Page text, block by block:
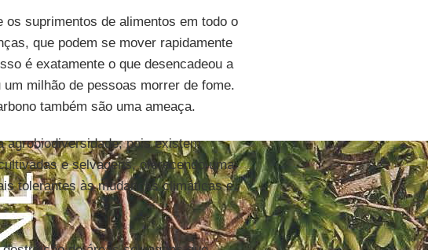
suprimentos de alimentos em todo o
que podem se mover rapidamente
é exatamente o que desencadeou a
milhão de pessoas morrer de fome.
também são uma ameaça.
agrobiodiversidade, pois existem
e selvagens, oferecendo uma
tolerantes às mudanças climáticas e